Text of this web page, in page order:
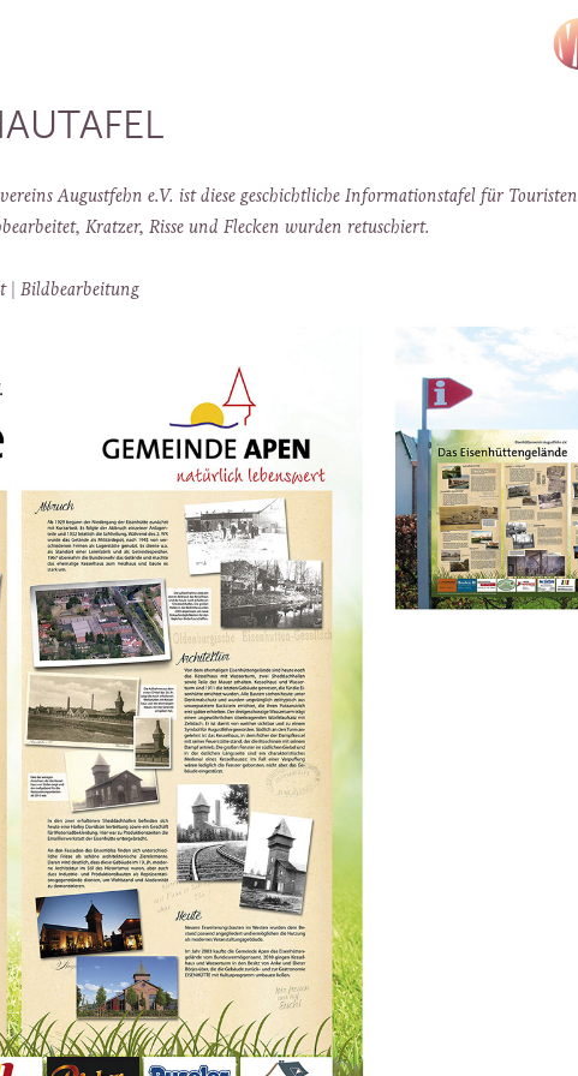
Augustfehn e.V. ist diese geschichtliche Informationstafel für Touristen
Kratzer, Risse und Flecken wurden retuschiert.
| Bildbearbeitung